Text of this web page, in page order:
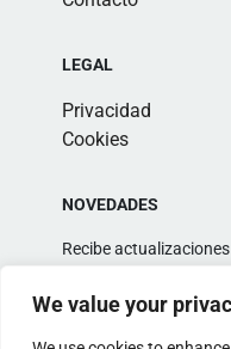
We value your
LEGAL
Privacidad
Cookies
NOVEDADES
Recibe